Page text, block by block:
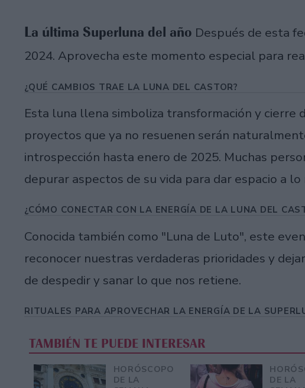
La última Superluna del año Después de esta
2024. Aprovecha este momento especial para
¿QUÉ CAMBIOS TRAE LA LUNA DEL CASTOR?
Esta luna llena simboliza transformación y cierre
proyectos que ya no resuenen serán
introspección hasta enero de 2025. Muchas
depurar aspectos de su vida para dar espacio a lo
¿CÓMO CONECTAR CON LA ENERGÍA DE LA LUNA DEL
Conocida también como "Luna de Luto", este
reconocer nuestras verdaderas prioridades y
de despedir y sanar lo que nos retiene.
RITUALES PARA APROVECHAR LA ENERGÍA DE LA
TAMBIÉN TE PUEDE INTERESAR
HORÓSCOPO
DE LA
DE LA